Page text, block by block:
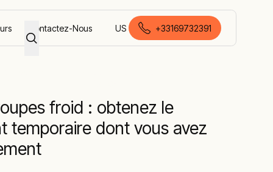
Contactez-Nous US
français (France)
+33169732391
froid : obtenez le
temporaire dont vous avez